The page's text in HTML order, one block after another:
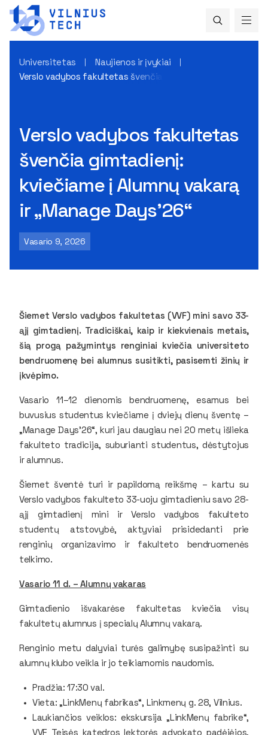
Universitetas
Naujienos ir įvykiai
Verslo vadybos fakultetas švenčia gimtadienį: kviečiame į
Verslo vadybos fakultetas
švenčia gimtadienį:
kviečiame į Alumnų vakarą
ir „Manage Days’26“
Vasario 9, 2026
Šiemet Verslo vadybos fakultetas (VVF) mini savo 33-
ąjį gimtadienį. Tradiciškai, kaip ir kiekvienais metais,
šią progą pažymintys renginiai kviečia universiteto
bendruomenę bei alumnus susitikti, pasisemti žinių ir
įkvėpimo.
Vasario 11–12 dienomis bendruomenę, esamus bei
buvusius studentus kviečiame į dviejų dienų šventę –
„Manage Days’26“, kuri jau daugiau nei 20 metų išlieka
fakulteto tradicija, suburianti studentus, dėstytojus
ir alumnus.
Šiemet šventė turi ir papildomą reikšmę – kartu su
Verslo vadybos fakulteto 33-uoju gimtadieniu savo 28-
ąjį gimtadienį mini ir Verslo vadybos fakulteto
studentų atstovybė, aktyviai prisidedanti prie
renginių organizavimo ir fakulteto bendruomenės
telkimo.
Vasario 11 d. – Alumnų vakaras
Gimtadienio išvakarėse fakultetas kviečia visų
fakultetų alumnus į specialų Alumnų vakarą.
Renginio metu dalyviai turės galimybę susipažinti su
alumnų klubo veikla ir jo teikiamomis naudomis.
Pradžia: 17:30 val.
Vieta: „LinkMenų fabrikas“, Linkmenų g. 28, Vilnius.
Laukiančios veiklos: ekskursija „LinkMenų fabrike“,
VVF Teisės katedros lektorės advokato padėjėjos,